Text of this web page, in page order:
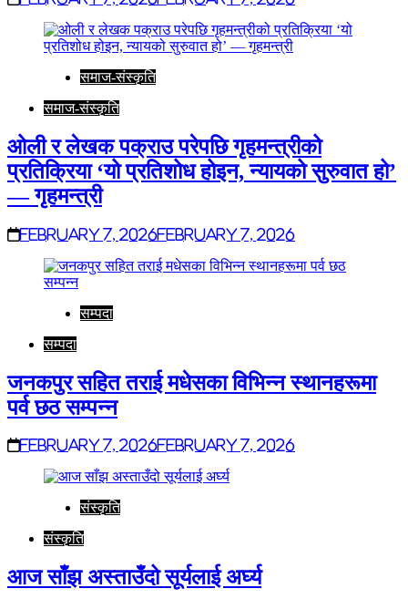
समाज-संस्कृति
समाज-संस्कृति
ओली र लेखक पक्राउ परेपछि गृहमन्त्रीको
प्रतिक्रिया ‘यो प्रतिशोध होइन, न्यायको सुरुवात हो’
— गृहमन्त्री
February 7, 2026February 7, 2026
सम्पदा
सम्पदा
जनकपुर सहित तराई मधेसका विभिन्न स्थानहरूमा
पर्व छठ सम्पन्न
February 7, 2026February 7, 2026
संस्कृति
संस्कृति
आज साँझ अस्ताउँदो सूर्यलाई अर्घ्य